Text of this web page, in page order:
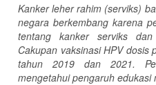
Kanker leher rahim (serviks)
negara berkembang karena
tentang kanker serviks
Cakupan vaksinasi HPV dosis
tahun 2019 dan 2021.
mengetahui pengaruh edukasi